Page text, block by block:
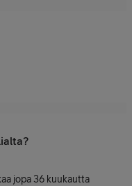
jopa 36 kuukautta